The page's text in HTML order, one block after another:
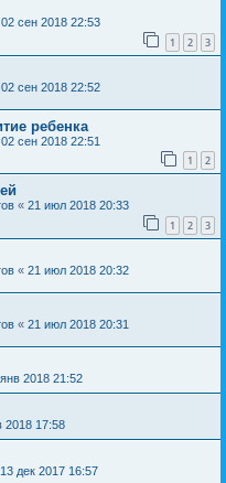
02 сен 2018 22:53
1 2 3
02 сен 2018 22:52
ребенка
02 сен 2018 22:51
1 2
« 21 июл 2018 20:33
1 2 3
« 21 июл 2018 20:32
« 21 июл 2018 20:31
2018 21:52
2018 17:58
13 дек 2017 16:57